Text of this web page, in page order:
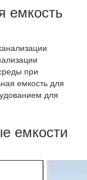
емкость
при
емкость для
для
емкости